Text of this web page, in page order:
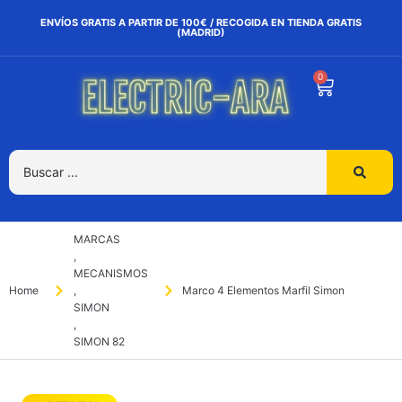
ENVÍOS GRATIS A PARTIR DE 100€ / RECOGIDA EN TIENDA GRATIS
(MADRID)
0
Home
MARCAS
,
MECANISMOS
,
SIMON
,
SIMON 82
Marco 4 Elementos Marfil Simon